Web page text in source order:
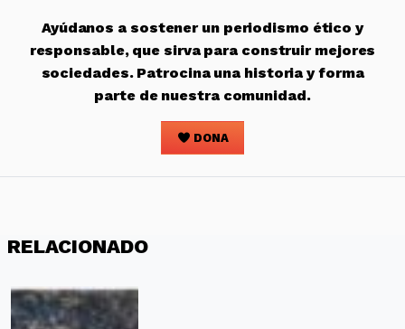
Ayúdanos a sostener un periodismo ético y
responsable, que sirva para construir mejores
sociedades. Patrocina una historia y forma
parte de nuestra comunidad.
DONA
RELACIONADO